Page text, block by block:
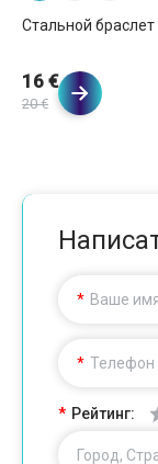
Стальной браслет
16 €
20 €
Ваше
Телефон
Рейтинг:
Город,